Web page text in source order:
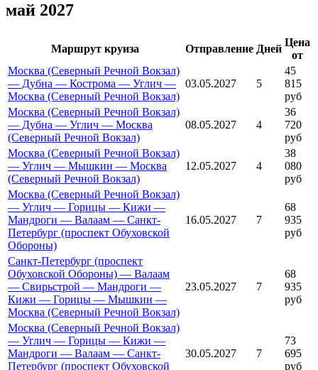
май 2027
Маршрут круиза Отправление Дней
Цена
от
Москва (Северный Речной Вокзал)
— Дубна — Кострома — Углич —
Москва (Северный Речной Вокзал)
03.05.2027 5
45
815
руб
Москва (Северный Речной Вокзал)
— Дубна — Углич — Москва
(Северный Речной Вокзал)
08.05.2027 4
36
720
руб
Москва (Северный Речной Вокзал)
— Углич — Мышкин — Москва
(Северный Речной Вокзал)
12.05.2027 4
38
080
руб
Москва (Северный Речной Вокзал)
— Углич — Горицы — Кижи —
Мандроги — Валаам — Санкт-
Петербург (проспект Обуховской
Обороны)
16.05.2027 7
68
935
руб
Санкт-Петербург (проспект
Обуховской Обороны) — Валаам
— Свирьстрой — Мандроги —
Кижи — Горицы — Мышкин —
Москва (Северный Речной Вокзал)
23.05.2027 7
68
935
руб
Москва (Северный Речной Вокзал)
— Углич — Горицы — Кижи —
Мандроги — Валаам — Санкт-
Петербург (проспект Обуховской
30.05.2027 7
73
695
руб